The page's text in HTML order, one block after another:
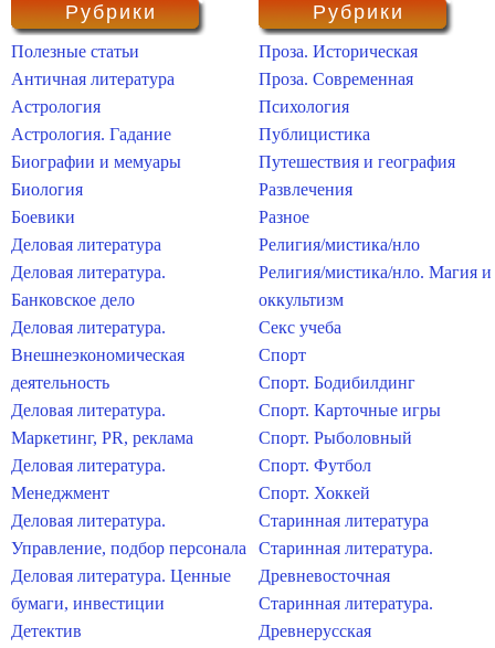
Рубрики
Полезные статьи
Античная литература
Астрология
Астрология. Гадание
Биографии и мемуары
Биология
Боевики
Деловая литература
Деловая литература.
Банковское дело
Деловая литература.
Внешнеэкономическая
деятельность
Деловая литература.
Маркетинг, PR, реклама
Деловая литература.
Менеджмент
Деловая литература.
Управление, подбор персонала
Деловая литература. Ценные
бумаги, инвестиции
Детектив
Рубрики
Проза. Историческая
Проза. Современная
Психология
Публицистика
Путешествия и география
Развлечения
Разное
Религия/мистика/нло
Религия/мистика/нло. Магия и
оккультизм
Секс учеба
Спорт
Спорт. Бодибилдинг
Спорт. Карточные игры
Спорт. Рыболовный
Спорт. Футбол
Спорт. Хоккей
Старинная литература
Старинная литература.
Древневосточная
Старинная литература.
Древнерусская